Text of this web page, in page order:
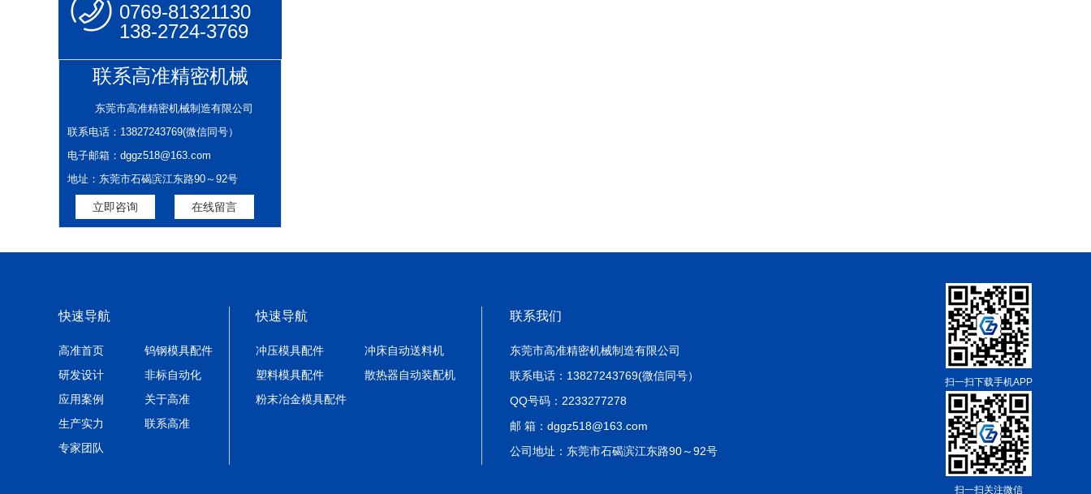
0769-81321130
138-2724-3769
联系高准精密机械
东莞市高准精密机械制造有限公司
联系电话：13827243769(微信同号）
电子邮箱：dggz518@163.com
地址：东莞市石碣滨江东路90～92号
立即咨询 在线留言
快速导航
高准首页
钨钢模具配件
研发设计
非标自动化
应用案例
关于高准
生产实力
联系高准
专家团队
快速导航
冲压模具配件
冲床自动送料机
塑料模具配件
散热器自动装配机
粉末冶金模具配件
联系我们
东莞市高准精密机械制造有限公司
联系电话：13827243769(微信同号）
QQ号码：2233277278
邮 箱：dggz518@163.com
公司地址：东莞市石碣滨江东路90～92号
扫一扫下载手机APP
扫一扫关注微信